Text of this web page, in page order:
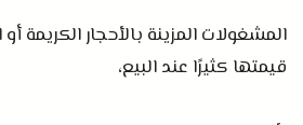
المشغولات المزينة بالأحجار الكريمة
قيمتها كثيرًا عند البيع،